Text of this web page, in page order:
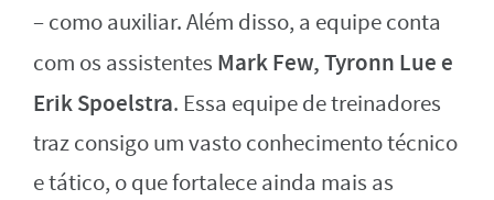
– como auxiliar. Além disso, a equipe conta
com os assistentes Mark Few, Tyronn Lue e
Erik Spoelstra. Essa equipe de treinadores
traz consigo um vasto conhecimento técnico
e tático, o que fortalece ainda mais as